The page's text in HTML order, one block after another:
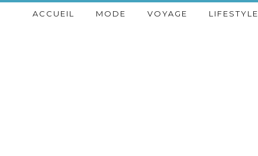
ACCUEIL MODE VOYAGE LIFESTYLE